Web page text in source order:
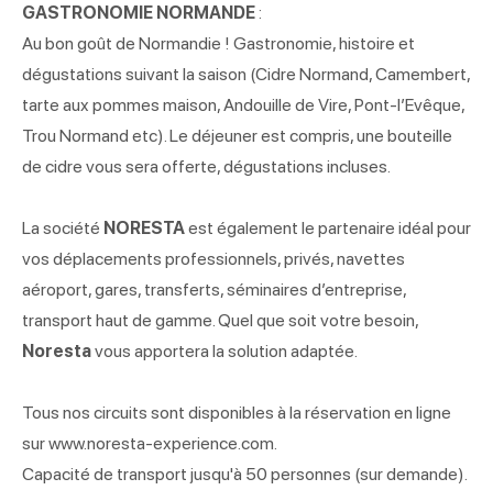
GASTRONOMIE NORMANDE:
Au bon goût de Normandie ! Gastronomie, histoire et
dégustations suivant la saison (Cidre Normand, Camembert,
tarte aux pommes maison, Andouille de Vire, Pont-l’Evêque,
Trou Normand etc). Le déjeuner est compris, une bouteille
de cidre vous sera offerte, dégustations incluses.
La société NORESTAest également le partenaire idéal pour
vos déplacements professionnels, privés, navettes
aéroport, gares, transferts, séminaires d’entreprise,
transport haut de gamme. Quel que soit votre besoin,
Norestavous apportera la solution adaptée.
Tous nos circuits sont disponibles à la réservation en ligne
sur www.noresta-experience.com.
Capacité de transport jusqu'à 50 personnes (sur demande).